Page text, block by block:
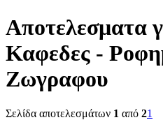
Αποτελεσματα
Καφεδες -
Ζωγραφου
Σελίδα αποτελεσμάτων 1 από 21